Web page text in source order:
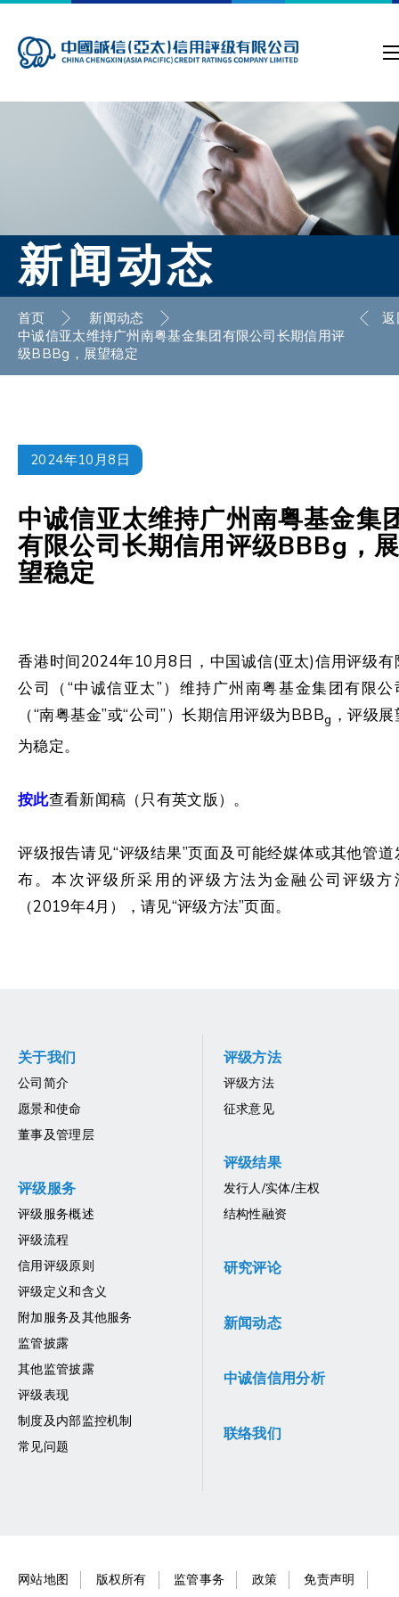
新闻动态
首页
新闻动态
中诚信亚太维持广州南粤基金集团有限公司长期信用评
级BBBg，展望稳定
2024年10月8日
中诚信亚太维持广州南粤基金集
有限公司长期信用评级BBBg，
望稳定
香港时间2024年10月8日，中国诚信(亚太)信用评级有
公司（“中诚信亚太”）维持广州南粤基金集团有限公
（“南粤基金”或“公司”）长期信用评级为BBBg ，评级
为稳定。
按此查看新闻稿（只有英文版）。
评级报告请见“评级结果”页面及可能经媒体或其他管道
布。本次评级所采用的评级方法为金融公司评级方
（2019年4月），请见“评级方法”页面。
关于我们
公司简介
愿景和使命
董事及管理层
评级服务
评级服务概述
评级流程
信用评级原则
评级定义和含义
附加服务及其他服务
监管披露
其他监管披露
评级表现
制度及内部监控机制
常见问题
评级方法
评级方法
征求意见
评级结果
发行人/实体/主权
结构性融资
研究评论
新闻动态
中诚信信用分析
联络我们
网站地图 版权所有 监管事务 政策 免责声明